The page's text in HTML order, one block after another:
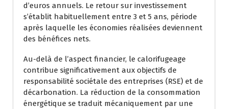
d’euros annuels. Le retour sur investissement
s’établit habituellement entre 3 et 5 ans, période
après laquelle les économies réalisées deviennent
des bénéfices nets.
Au-delà de l’aspect financier, le calorifugeage
contribue significativement aux objectifs de
responsabilité sociétale des entreprises (RSE) et de
décarbonation. La réduction de la consommation
énergétique se traduit mécaniquement par une